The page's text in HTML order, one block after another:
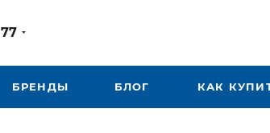
БРЕНДЫ БЛОГ КАК